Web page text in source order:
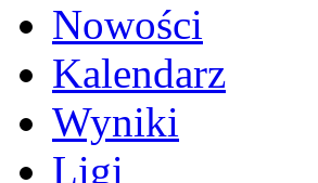
Nowości
Kalendarz
Wyniki
Ligi